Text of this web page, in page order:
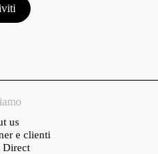
us
e clienti
Direct